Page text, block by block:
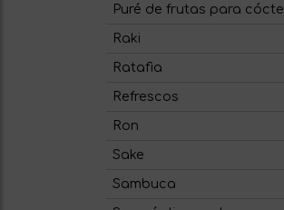
Puré de frutas para cóctel
Raki
Ratafia
Refrescos
Ron
Sake
Sambuca